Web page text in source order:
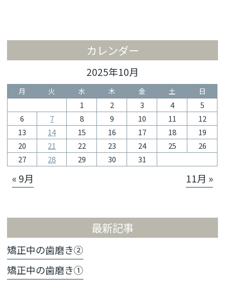
カレンダー
2025年10月
月 火 水 木 金 土 日
1 2 3 4
5
6
7 8 9 10 11
12
13
14 15 16 17 18
19
20
21 22 23 24 25
26
27
28 29 30 31
« 9月 11月 »
最新記事
矯正中の歯磨き②
矯正中の歯磨き①